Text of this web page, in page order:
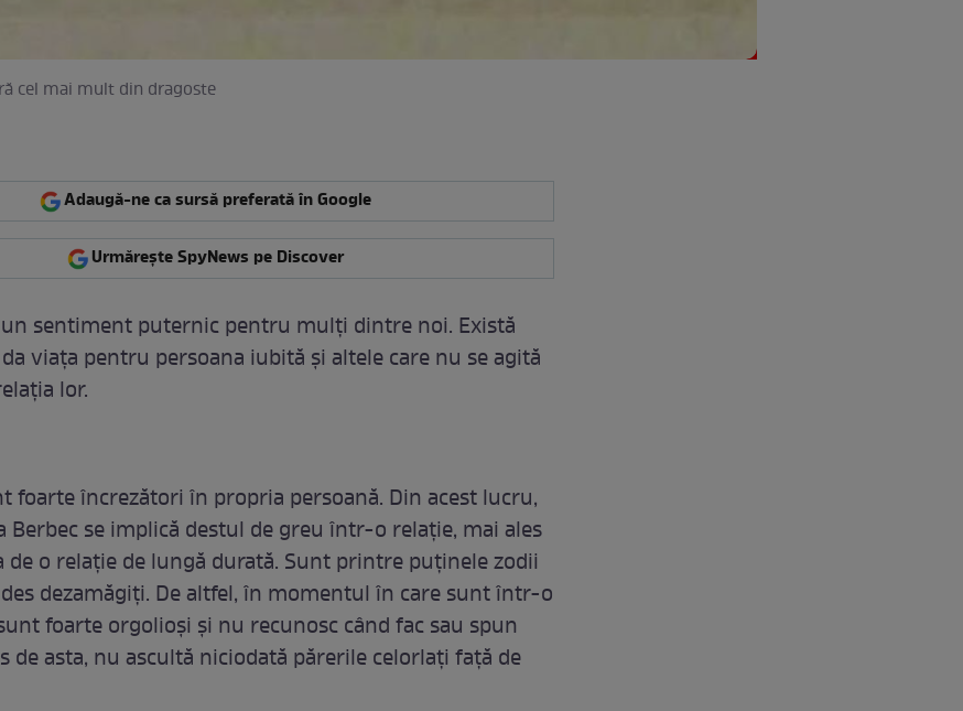
cel mai mult din dragoste
Adaugă-ne ca sursă preferată în Google
Urmărește SpyNews pe Discover
un sentiment puternic pentru mulți dintre noi. Există
viața pentru persoana iubită și altele care nu se agită
lor.
foarte încrezători în propria persoană. Din acest lucru,
Berbec se implică destul de greu într-o relație, mai ales
de o relație de lungă durată. Sunt printre puținele zodii
dezamăgiți. De altfel, în momentul în care sunt într-o
foarte orgolioși și nu recunosc când fac sau spun
de asta, nu ascultă niciodată părerile celorlați față de